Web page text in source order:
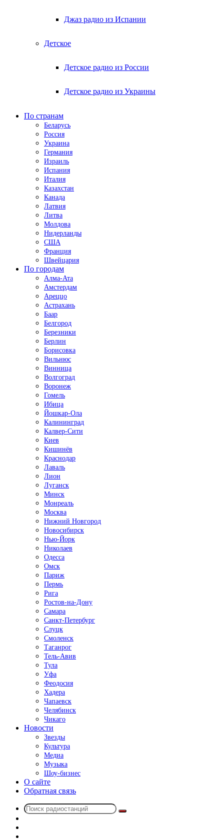
Джаз радио из Испании
Детское
Детское радио из России
Детское радио из Украины
По странам
Беларусь
Россия
Украина
Германия
Израиль
Испания
Италия
Казахстан
Канада
Латвия
Литва
Молдова
Нидерланды
США
Франция
Швейцария
По городам
Алма-Ата
Амстердам
Ареццо
Астрахань
Баар
Белгород
Березники
Берлин
Борисовка
Вильнюс
Винница
Волгоград
Воронеж
Гомель
Ибица
Йошкар-Ола
Калининград
Калвер-Сити
Киев
Кишинёв
Краснодар
Лаваль
Лион
Луганск
Минск
Монреаль
Москва
Нижний Новгород
Новосибирск
Нью-Йорк
Николаев
Одесса
Омск
Париж
Пермь
Рига
Ростов-на-Дону
Самара
Санкт-Петербург
Слуцк
Смоленск
Таганрог
Тель-Авив
Тула
Уфа
Феодосия
Хадера
Чапаевск
Челябинск
Чикаго
Новости
Звезды
Культура
Медиа
Музыка
Шоу-бизнес
О сайте
Обратная связь
Поиск